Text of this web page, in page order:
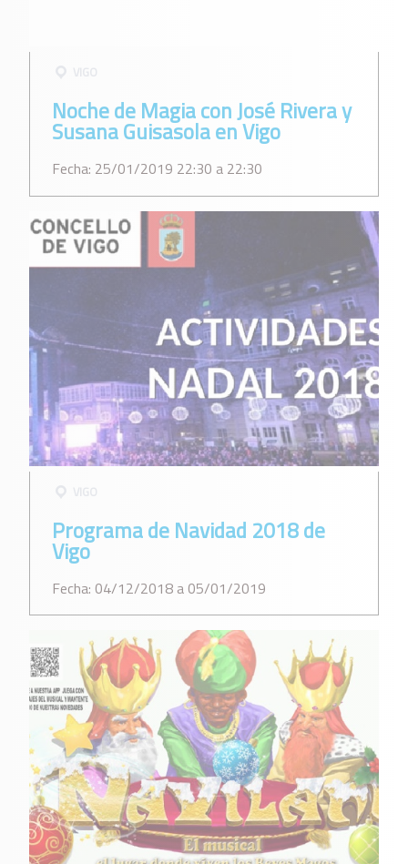
Noche de Magia con José Rivera y
Susana Guisasola en Vigo
Fecha: 25/01/2019 22:30 a 22:30
Programa de Navidad 2018 de
Vigo
Fecha: 04/12/2018 a 05/01/2019